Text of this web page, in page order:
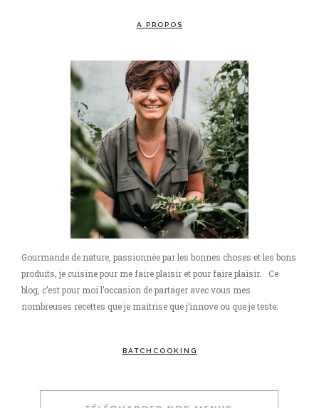
A PROPOS
Gourmande de nature, passionnée par les bonnes choses et les bons
produits, je cuisine pour me faire plaisir et pour faire plaisir. Ce
blog, c’est pour moi l’occasion de partager avec vous mes
nombreuses recettes que je maitrise que j’innove ou que je teste.
BATCHCOOKING